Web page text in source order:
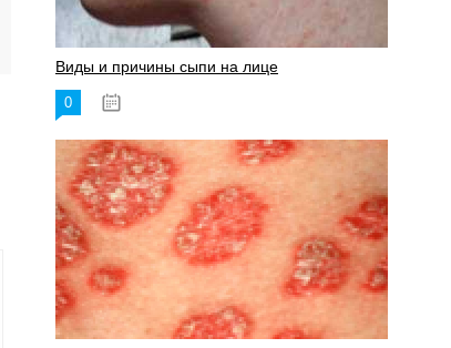
Виды и причины сыпи на лице
0